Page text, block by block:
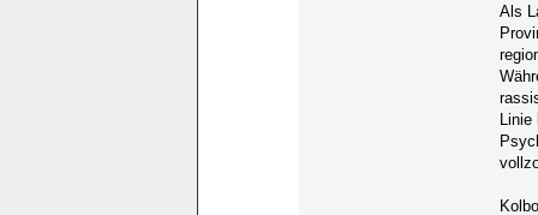
Als
Linie